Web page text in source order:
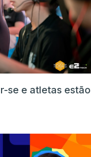
se e atletas estão